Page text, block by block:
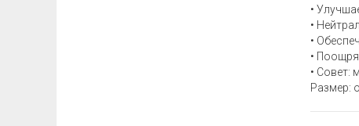
•
•
•
•
• Совет:
Размер: